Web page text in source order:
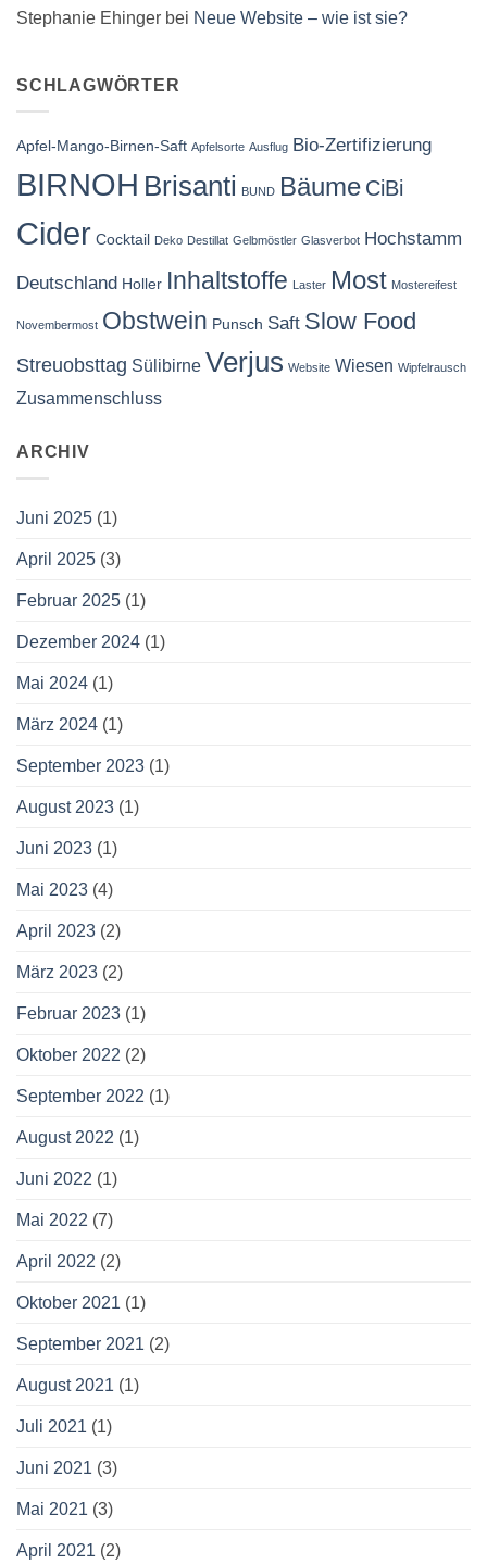
Stephanie Ehinger bei Neue Website – wie ist sie?
SCHLAGWÖRTER
Apfel-Mango-Birnen-Saft Apfelsorte Ausflug Bio-Zertifizierung
BIRNOH Brisanti BUND Bäume CiBi
Cider Cocktail Deko Destillat Gelbmöstler Glasverbot Hochstamm
Deutschland Holler Inhaltstoffe Laster Most Mostereifest
Novembermost Obstwein Punsch Saft Slow Food
Streuobsttag Sülibirne Verjus Website Wiesen Wipfelrausch
Zusammenschluss
ARCHIV
Juni 2025 (1)
April 2025 (3)
Februar 2025 (1)
Dezember 2024 (1)
Mai 2024 (1)
März 2024 (1)
September 2023 (1)
August 2023 (1)
Juni 2023 (1)
Mai 2023 (4)
April 2023 (2)
März 2023 (2)
Februar 2023 (1)
Oktober 2022 (2)
September 2022 (1)
August 2022 (1)
Juni 2022 (1)
Mai 2022 (7)
April 2022 (2)
Oktober 2021 (1)
September 2021 (2)
August 2021 (1)
Juli 2021 (1)
Juni 2021 (3)
Mai 2021 (3)
April 2021 (2)